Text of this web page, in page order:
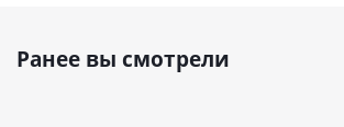
Ранее вы смотрели